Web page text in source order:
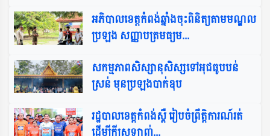
អភិបាលខេត្តកំពង់ឆ្នាំងចុះពិនិត្យតាមមណ្ឌល
ប្រឡង សញ្ញាបត្រមធ្យម...
សកម្មភាពសិស្សានុសិស្សទៅអុជធូបបន់
ស្រន់ មុនប្រឡងបាក់ឌុប
រដ្ឋបាលខេត្តកំពង់ស្ពឺ រៀបចំព្រឹត្តិការណ៍រត់